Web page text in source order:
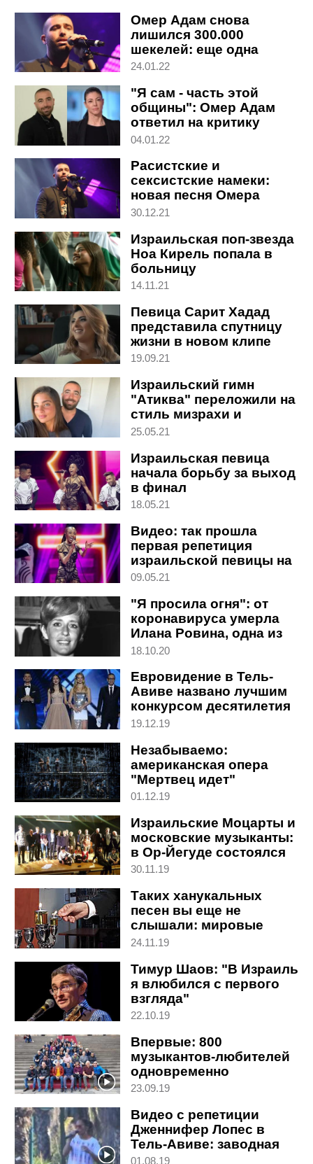
Омер Адам снова
лишился 300.000
шекелей: еще одна
мэрия отказалась от
24.01.22
"Я сам - часть этой
общины": Омер Адам
ответил на критику
скандальной песни
04.01.22
Расистские и
сексистские намеки:
новая песня Омера
Адама унижает
30.12.21
Израильская поп-звезда
Ноа Кирель попала в
больницу
14.11.21
Певица Cарит Хадад
представила спутницу
жизни в новом клипе
19.09.21
Израильский гимн
"Атиква" переложили на
стиль мизрахи и
дополнили новыми
25.05.21
Израильская певица
начала борьбу за выход
в финал
Евровидения-2021:
18.05.21
Видео: так прошла
первая репетиция
израильской певицы на
сцене
09.05.21
"Я просила огня": от
коронавируса умерла
Илана Ровина, одна из
самых известных певиц
18.10.20
Евровидение в Тель-
Авиве названо лучшим
конкурсом десятилетия
19.12.19
Незабываемо:
американская опера
"Мертвец идет"
поставлена в Тель-
01.12.19
Израильские Моцарты и
московские музыканты:
в Ор-Йегуде состоялся
необычный проект
30.11.19
Таких ханукальных
песен вы еще не
слышали: мировые
звезды выпустили
празднику
24.11.19
Тимур Шаов: "В Израиль
я влюбился с первого
взгляда"
22.10.19
Впервые: 800
музыкантов-любителей
одновременно
исполнили гимн
23.09.19
Видео с репетиции
Дженнифер Лопес в
Тель-Авиве: заводная
сальса в парке
01.08.19